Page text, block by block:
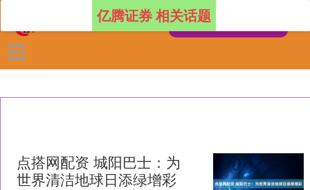
亿腾证券 相关话题
点搭网配资 城阳巴士：为
世界清洁地球日添绿增彩